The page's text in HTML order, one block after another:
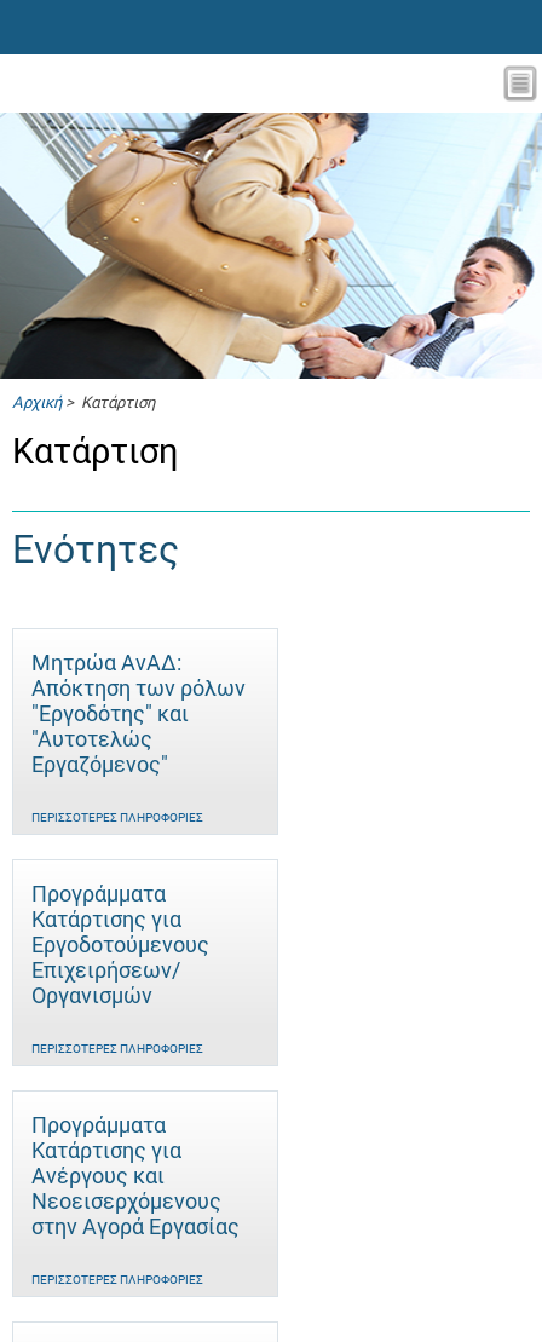
Αρχική> Κατάρτιση
Κατάρτιση
Ενότητες
Μητρώα ΑνΑΔ:
Απόκτηση των ρόλων
"Εργοδότης" και
"Αυτοτελώς
Eργαζόμενος"
ΠΕΡΙΣΣΌΤΕΡΕΣ ΠΛΗΡΟΦΟΡΊΕΣ
Προγράμματα
Κατάρτισης για
Εργοδοτούμενους
Επιχειρήσεων/
Οργανισμών
ΠΕΡΙΣΣΌΤΕΡΕΣ ΠΛΗΡΟΦΟΡΊΕΣ
Προγράμματα
Κατάρτισης για
Ανέργους και
Νεοεισερχόμενους
στην Αγορά Εργασίας
ΠΕΡΙΣΣΌΤΕΡΕΣ ΠΛΗΡΟΦΟΡΊΕΣ